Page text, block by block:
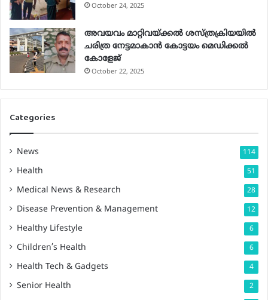
October 24, 2025
അവയവം മാറ്റിവയ്ക്കല്‍ ശസ്ത്രക്രിയയില്‍
ചരിത്ര നേട്ടമാകാന്‍ കോട്ടയം മെഡിക്കല്‍
കോളേജ്
October 22, 2025
Categories
News 114
Health 51
Medical News & Research 28
Disease Prevention & Management 12
Healthy Lifestyle 6
Children’s Health 6
Health Tech & Gadgets 4
Senior Health 2